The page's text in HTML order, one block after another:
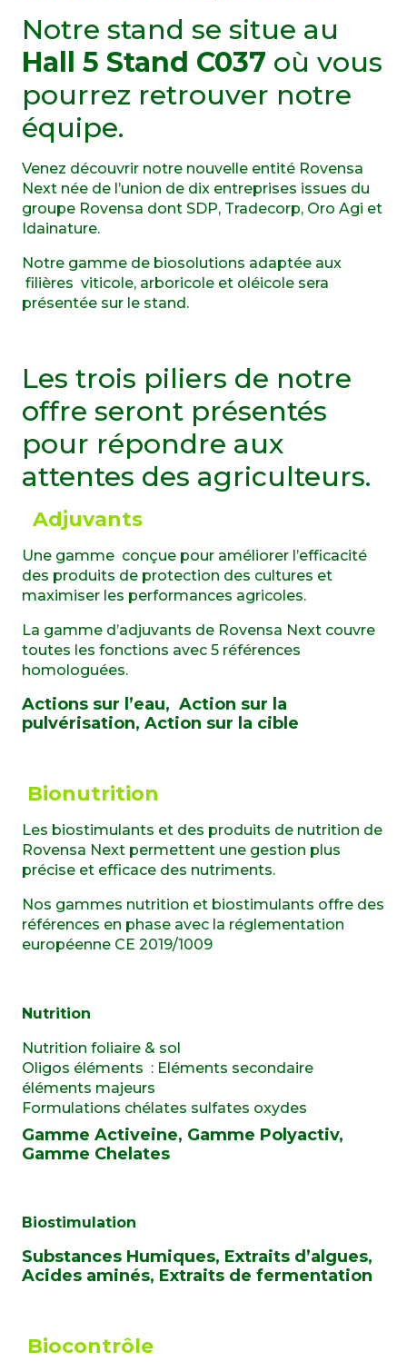
Notre stand se situe au
Hall 5 Stand C037 où vous
pourrez retrouver notre
équipe.
Venez découvrir notre nouvelle entité Rovensa
Next née de l’union de dix entreprises issues du
groupe Rovensa dont SDP, Tradecorp, Oro Agi et
Idainature.
Notre gamme de biosolutions adaptée aux
filières viticole, arboricole et oléicole sera
présentée sur le stand.
Les trois piliers de notre
offre seront présentés
pour répondre aux
attentes des agriculteurs.
Adjuvants
Une gamme conçue pour améliorer l’efficacité
des produits de protection des cultures et
maximiser les performances agricoles.
La gamme d’adjuvants de Rovensa Next couvre
toutes les fonctions avec 5 références
homologuées.
Actions sur l’eau, Action sur la
pulvérisation, Action sur la cible
Bionutrition
Les biostimulants et des produits de nutrition de
Rovensa Next permettent une gestion plus
précise et efficace des nutriments.
Nos gammes nutrition et biostimulants offre des
références en phase avec la réglementation
européenne CE 2019/1009
Nutrition
Nutrition foliaire & sol
Oligos éléments : Eléments secondaire
éléments majeurs
Formulations chélates sulfates oxydes
Gamme Activeine, Gamme Polyactiv,
Gamme Chelates
Biostimulation
Substances Humiques, Extraits d’algues,
Acides aminés, Extraits de fermentation
Biocontrôle